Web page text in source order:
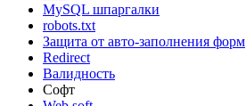
MySQL шпаргалки
robots.txt
Защита от авто-заполнения форм
Redirect
Валидность
Софт